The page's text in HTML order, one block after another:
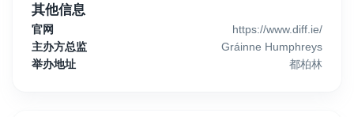
其他信息
官网
https://www.diff.ie/
主办方总监
Gráinne Humphreys
举办地址
都柏林